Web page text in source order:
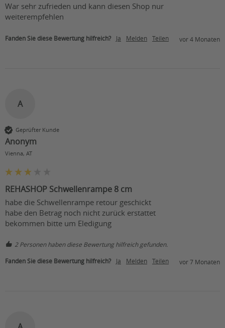
War sehr zufrieden und kann diesen Shop nur
weiterempfehlen
Fanden Sie diese Bewertung hilfreich? Ja Melden Teilen vor 4 Monaten
A
Geprüfter Kunde
Anonym
Vienna, AT
REHASHOP Schwellenrampe 8 cm
habe die Schwellenrampe retour geschickt
habe den Betrag noch nicht zurück erstattet
bekommen bitte um Eledigung
2 Personen haben diese Bewertung hilfreich gefunden.
Fanden Sie diese Bewertung hilfreich? Ja Melden Teilen vor 7 Monaten